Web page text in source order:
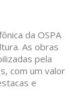
da OSPA
As obras
pela
com um valor
e